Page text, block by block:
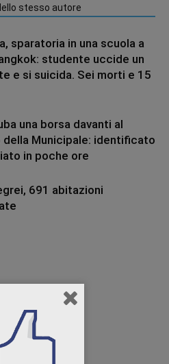
stesso autore
sparatoria in una scuola a
studente uccide un
e si suicida. Sei morti e 15
una borsa davanti al
della Municipale: identificato
in poche ore
691 abitazioni